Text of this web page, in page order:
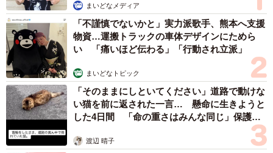
さらに作ってみた人から「お昼ご飯に使わせて頂きまし
た。控えめに言って 神 でした。」「今日たまごサンドしよ
うと思ってたまご混ぜ混ぜしてたら緩かったのでこの方法
でサンドしたら、切っても端からこぼれずめっちゃ良かっ
た」と感謝の声が。
まいどなメディア
「不謹慎でないかと」実力派歌手、熊本へ支援
物資…運搬トラックの車体デザインにためら
い 「痛いほど伝わる」「行動され立派」
まいどなトピック
「そのままにしといてください」道路で動けな
い猫を前に返された一言… 懸命に生きようと
した4日間 「命の重さはみんな同じ」保護団
渡辺 晴子